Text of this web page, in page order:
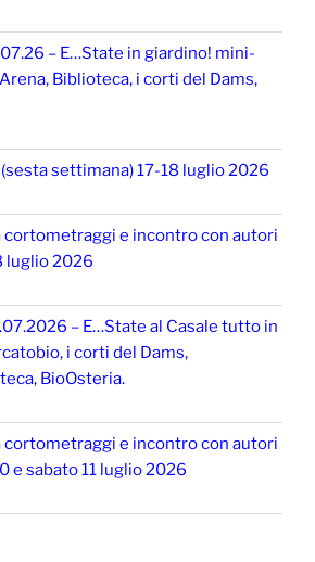
– E…State in giardino! mini-
Biblioteca, i corti del Dams,
settimana) 17-18 luglio 2026
cortometraggi e incontro con autori
luglio 2026
– E…State al Casale tutto in
i corti del Dams,
BioOsteria.
cortometraggi e incontro con autori
e sabato 11 luglio 2026